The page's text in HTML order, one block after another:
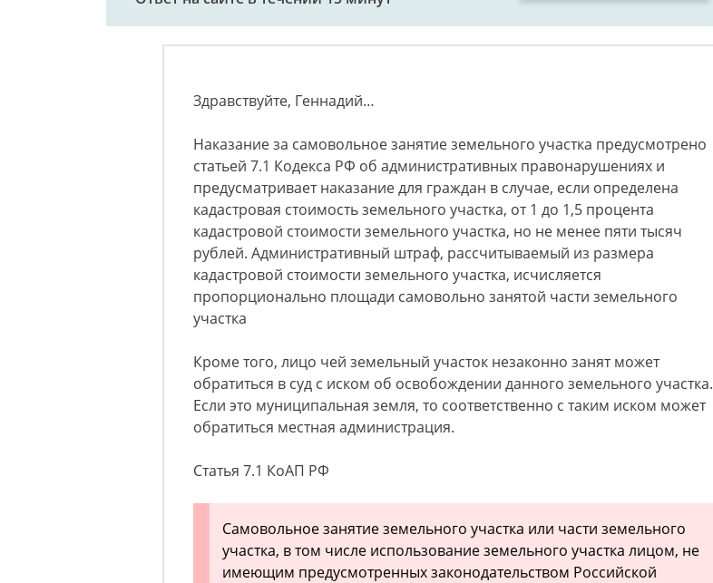
Здравствуйте, Геннадий…
Наказание за самовольное занятие земельного участка предусмотрено
статьей 7.1 Кодекса РФ об административных правонарушениях и
предусматривает наказание для граждан в случае, если определена
кадастровая стоимость земельного участка, от 1 до 1,5 процента
кадастровой стоимости земельного участка, но не менее пяти тысяч
рублей. Административный штраф, рассчитываемый из размера
кадастровой стоимости земельного участка, исчисляется
пропорционально площади самовольно занятой части земельного
участка
Кроме того, лицо чей земельный участок незаконно занят может
обратиться в суд с иском об освобождении данного земельного участка.
Если это муниципальная земля, то соответственно с таким иском может
обратиться местная администрация.
Статья 7.1 КоАП РФ
Самовольное занятие земельного участка или части земельного
участка, в том числе использование земельного участка лицом, не
имеющим предусмотренных законодательством Российской